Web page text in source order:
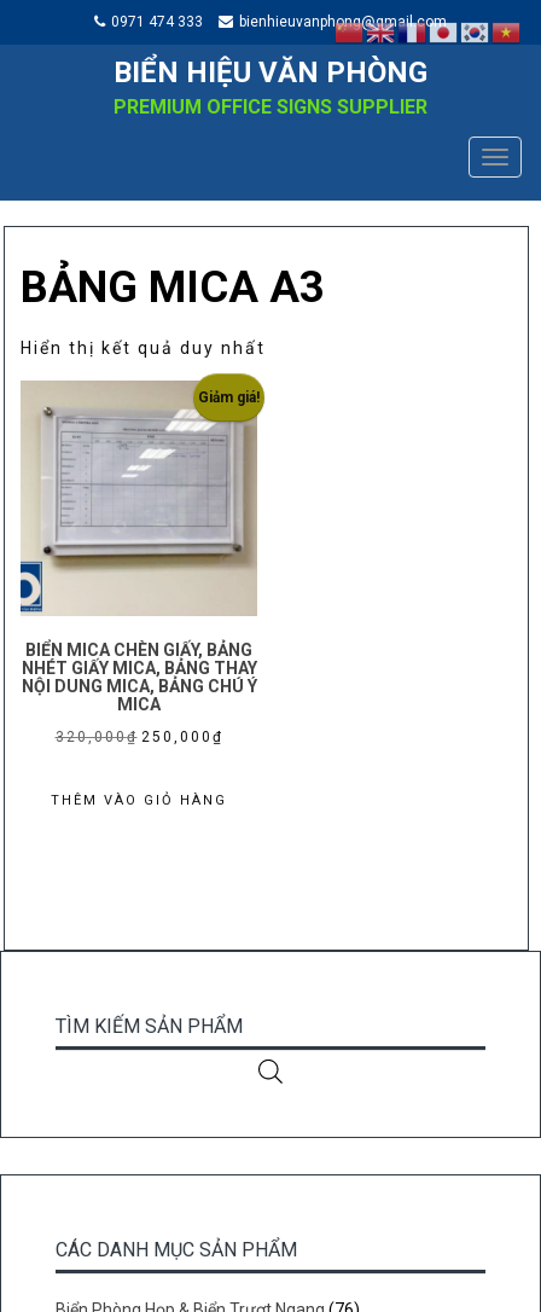
0971 474 333 bienhieuvanphong@gmail.com
BIỂN HIỆU VĂN PHÒNG
PREMIUM OFFICE SIGNS SUPPLIER
BẢNG MICA A3
Hiển thị kết quả duy nhất
Giảm giá!
BIỂN MICA CHÈN GIẤY, BẢNG
NHÉT GIẤY MICA, BẢNG THAY
NỘI DUNG MICA, BẢNG CHÚ Ý
MICA
320,000₫ Giá
là:
250,000 ₫
tại
THÊM VÀO GIỎ HÀNG
TÌM KIẾM SẢN PHẨM
CÁC DANH MỤC SẢN PHẨM